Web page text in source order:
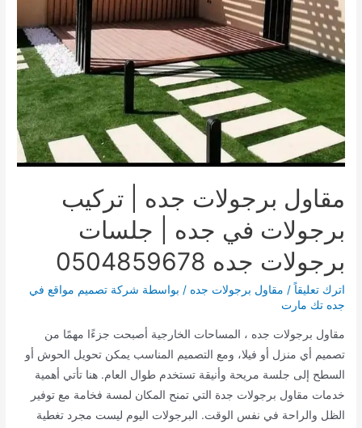
مقاول برجولات جده | تركيب
برجولات في جده | جلسات
برجولات جده 0504859678
اترك تعليقاً / مقاول برجولات جده / بواسطة شركة تصميم مواقع في
جده تك مارت
مقاول برجولات جده ، المساحات الخارجية أصبحت جزءًا مهمًا من
تصميم أي منزل أو فيلا، ومع التصميم المناسب يمكن تحويل الحوش أو
السطح إلى جلسة مريحة وأنيقة تستخدم طوال العام. هنا تأتي أهمية
خدمات مقاول برجولات جدة التي تمنح المكان لمسة فخامة مع توفير
الظل والراحة في نفس الوقت. البرجولات اليوم ليست مجرد تغطية
القائمة
القائمة